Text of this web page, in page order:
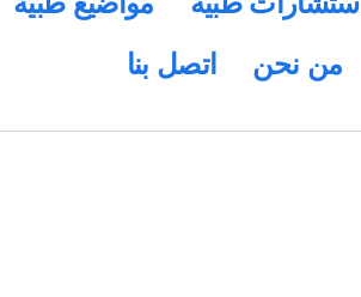
من نحن اتصل بنا